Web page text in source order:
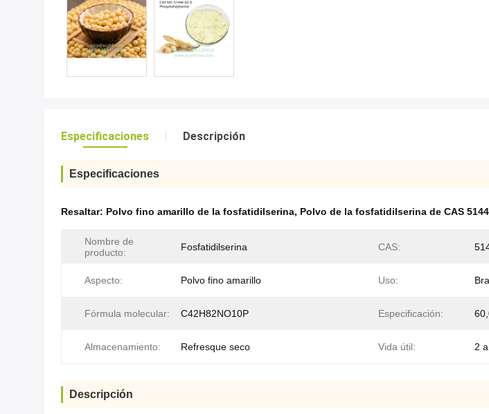
Especificaciones Descripción
Especificaciones
Resaltar: Polvo fino amarillo de la fosfatidilserina, Polvo de la fosfatidilserina de CAS
Nombre de
producto:
Fosfatidilserina CAS:
Aspecto: Polvo fino amarillo Uso:
Fórmula molecular: C42H82NO10P Especificación:
Almacenamiento: Refresque seco Vida útil: 2
Descripción